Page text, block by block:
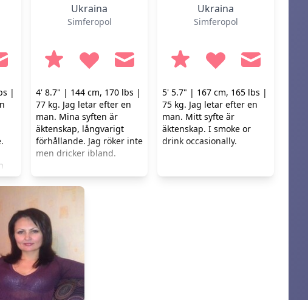
|
Ukraina
Simferopol
4' 8.7" | 144 cm, 170 lbs |
77 kg. Jag letar efter en
man. Mina syften är
äktenskap, långvarigt
förhållande. Jag röker inte
men dricker ibland.
Ukraina
Simferopol
5' 5.7" | 167 cm, 165 lbs |
75 kg. Jag letar efter en
man. Mitt syfte är
äktenskap. I smoke or
drink occasionally.